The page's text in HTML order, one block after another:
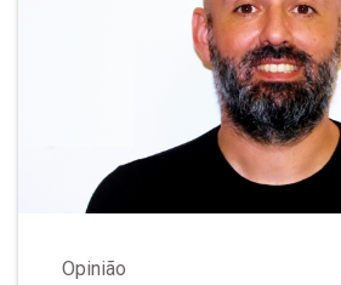
Opinião